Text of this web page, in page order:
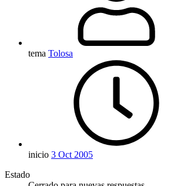
tema Tolosa
inicio 3 Oct 2005
Estado